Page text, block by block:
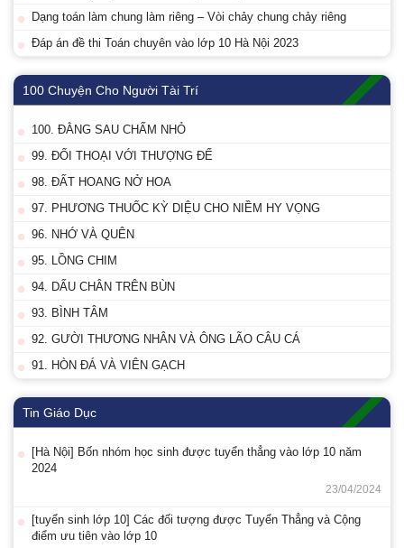
Dạng toán làm chung làm riêng – Vòi chảy chung chảy riêng
Đáp án đề thi Toán chuyên vào lớp 10 Hà Nội 2023
100 Chuyện Cho Người Tài Trí
100. ĐẰNG SAU CHẤM NHỎ
99. ĐỐI THOẠI VỚI THƯỢNG ĐẾ
98. ĐẤT HOANG NỞ HOA
97. PHƯƠNG THUỐC KỲ DIỆU CHO NIỀM HY VỌNG
96. NHỚ VÀ QUÊN
95. LỒNG CHIM
94. DẤU CHÂN TRÊN BÙN
93. BÌNH TÂM
92. GƯỜI THƯƠNG NHÂN VÀ ÔNG LÃO CÂU CÁ
91. HÒN ĐÁ VÀ VIÊN GẠCH
Tin Giáo Dục
[Hà Nội] Bốn nhóm học sinh được tuyển thẳng vào lớp 10 năm
2024
23/04/2024
[tuyển sinh lớp 10] Các đối tượng được Tuyển Thẳng và Cộng
điểm ưu tiên vào lớp 10